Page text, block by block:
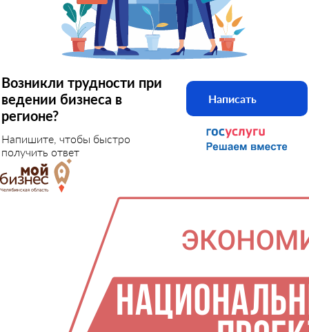
Возникли трудности при
ведении бизнеса в
регионе?
Напишите, чтобы быстро
получить ответ
Написать